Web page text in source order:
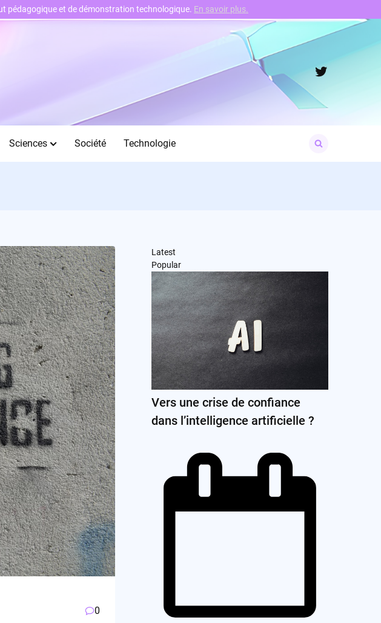
Twitter
Sciences Société Technologie
for:
0
Latest
Popular
Vers une crise de confiance
dans l’intelligence artificielle ?
pédagogique et de démonstration technologique. En savoir plus.